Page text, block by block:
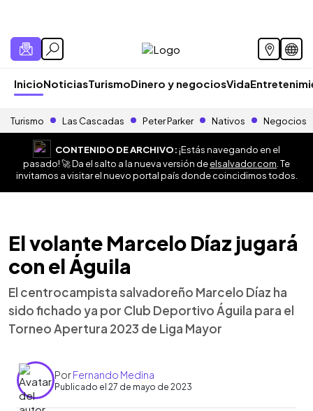
InicioNoticiasTurismoDinero y negociosVida
Turismo Las Cascadas Peter Parker Nativos Negocios
CONTENIDO DE ARCHIVO:¡Estás navegando en el
pasado! 🚀 Da el salto a la nueva versión deelsalvador.com . Te
invitamos a visitar el nuevo portal país donde coincidimos todos.
El volante Marcelo Díaz jugará
con el Águila
El centrocampista salvadoreño Marcelo Díaz ha
sido fichado ya por Club Deportivo Águila para el
Torneo Apertura 2023 de Liga Mayor
PorFernando Medina
Publicado el 27 de mayo de 2023